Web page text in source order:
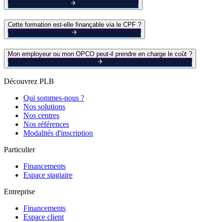
Cette formation est-elle finançable via le CPF ?
Mon employeur ou mon OPCO peut-il prendre en charge le coût ?
Découvrez PLB
Qui sommes-nous ?
Nos solutions
Nos centres
Nos références
Modalités d'inscription
Particulier
Financements
Espace stagiaire
Entreprise
Financements
Espace client